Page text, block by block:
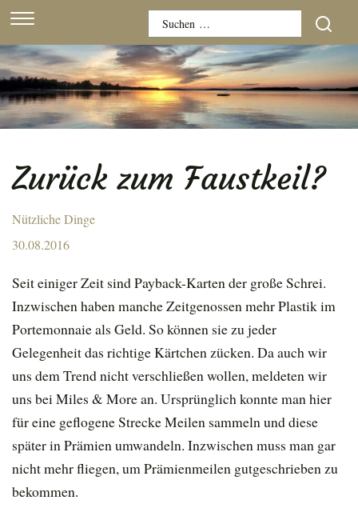
Skip
content
Suchen
nach:
Zurück zum Faustkeil?
Nützliche Dinge
Posted
30.08.2016
Seit einiger Zeit sind Payback-Karten der große Schrei.
Inzwischen haben manche Zeitgenossen mehr Plastik im
Portemonnaie als Geld. So können sie zu jeder
Gelegenheit das richtige Kärtchen zücken. Da auch wir
uns dem Trend nicht verschließen wollen, meldeten wir
uns bei Miles & More an. Ursprünglich konnte man hier
für eine geflogene Strecke Meilen sammeln und diese
später in Prämien umwandeln. Inzwischen muss man gar
nicht mehr fliegen, um Prämienmeilen gutgeschrieben zu
bekommen.